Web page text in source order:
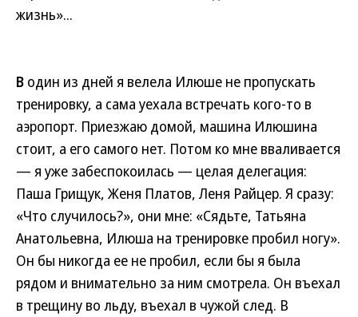
жизнь»...
В один из дней я велела Илюше не пропускать
тренировку, а сама уехала встречать кого-то в
аэропорт. Приезжаю домой, машина Илюшина
стоит, а его самого нет. Потом ко мне вваливается
— я уже забеспокоилась — целая делегация:
Паша Грищук, Женя Платов, Леня Райцер. Я сразу:
«Что случилось?», они мне: «Сядьте, Татьяна
Анатольевна, Илюша на тренировке пробил ногу».
Он бы никогда ее не пробил, если бы я была
рядом и внимательно за ним смотрела. Он въехал
в трещину во льду, въехал в чужой след. В